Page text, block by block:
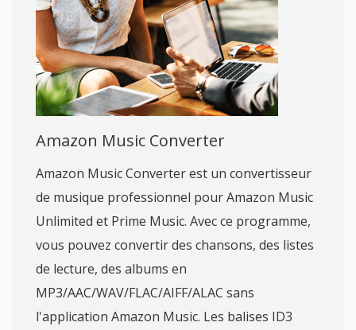
Amazon Music Converter
Amazon Music Converter est un convertisseur
de musique professionnel pour Amazon Music
Unlimited et Prime Music. Avec ce programme,
vous pouvez convertir des chansons, des listes
de lecture, des albums en
MP3/AAC/WAV/FLAC/AIFF/ALAC sans
l'application Amazon Music. Les balises ID3